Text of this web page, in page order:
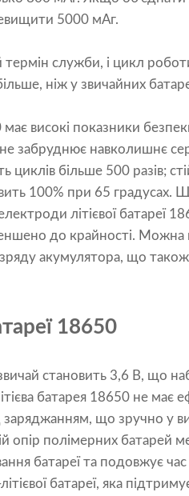
5000 мАг.
термін служби, і цикл
ніж у звичайних
має високі показники
забруднює навколишнє
циклів більше 500 разів;
100% при 65 градусах.
літієвої батареї
до крайності. Можна
акумулятора, що
18650
становить 3,6 В, що
батарея 18650 не має
що зручно у
опір полімерних батарей
батареї та подовжує
батареї, яка